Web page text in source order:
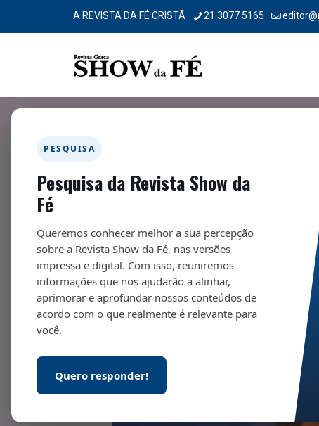
A REVISTA DA FÉ CRISTÃ 21 3077 5165
PESQUISA
Pesquisa da Revista Show da
Fé
Queremos conhecer melhor a sua percepção
sobre a Revista Show da Fé, nas versões
impressa e digital. Com isso, reuniremos
informações que nos ajudarão a alinhar,
aprimorar e aprofundar nossos conteúdos de
acordo com o que realmente é relevante para
você.
Quero responder!
Minha Resposta – 306